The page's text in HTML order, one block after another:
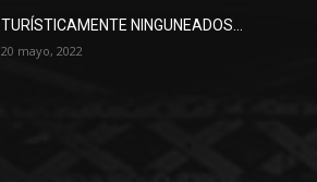
TURÍSTICAMENTE NINGUNEADOS…
20 mayo, 2022